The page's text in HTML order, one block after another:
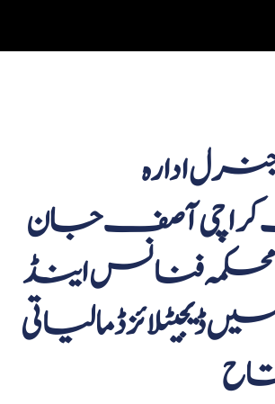
ادارہ
آصف جان
فنانس اینڈ
ڈیجیٹلائزڈ مالیاتی